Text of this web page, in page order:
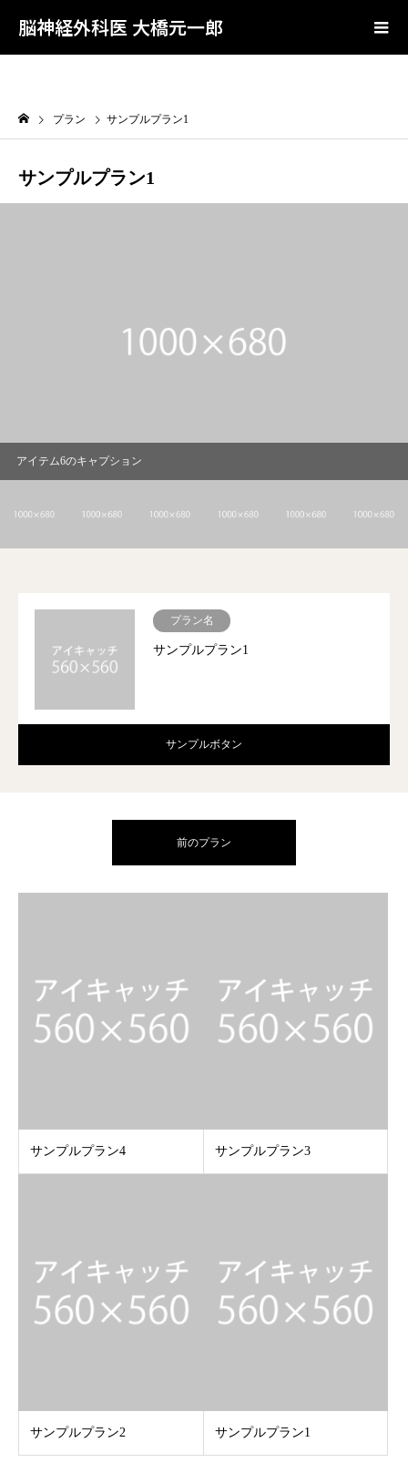
Sitemap: https://0084genichiro.com/sitemap.xml Sitemap:
https://0084genichiro.com/sitemap.rss
脳神経外科医 大橋元一郎
プラン サンプルプラン1
サンプルプラン1
プラン名
サンプルプラン1
サンプルボタン
前のプラン
サンプルプラン4 サンプルプラン3
サンプルプラン2 サンプルプラン1